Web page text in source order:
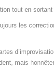
tout en
les
mais